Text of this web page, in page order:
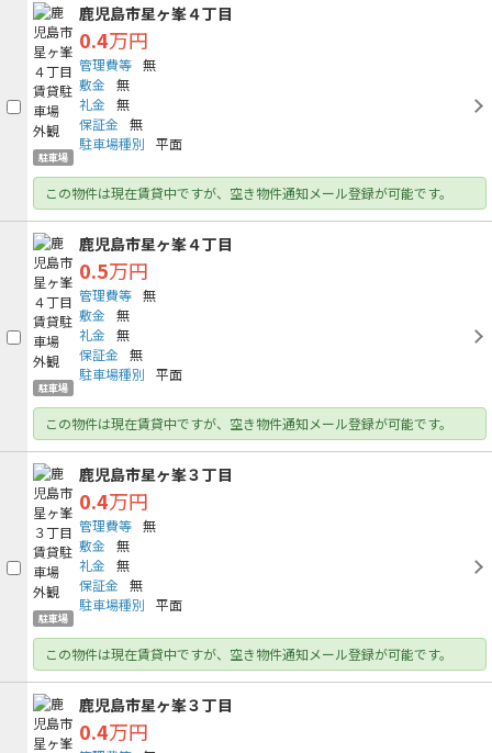
駐車場
鹿児島市星ヶ峯４丁目
0.4万円
管理費等 無
敷金
無
礼金
無
保証金
無
駐車場種別
平面
この物件は現在賃貸中ですが、空き物件通知メール登録が可能です。
駐車場
鹿児島市星ヶ峯４丁目
0.5万円
管理費等 無
敷金
無
礼金
無
保証金
無
駐車場種別
平面
この物件は現在賃貸中ですが、空き物件通知メール登録が可能です。
駐車場
鹿児島市星ヶ峯３丁目
0.4万円
管理費等 無
敷金
無
礼金
無
保証金
無
駐車場種別
平面
この物件は現在賃貸中ですが、空き物件通知メール登録が可能です。
鹿児島市星ヶ峯３丁目
0.4万円